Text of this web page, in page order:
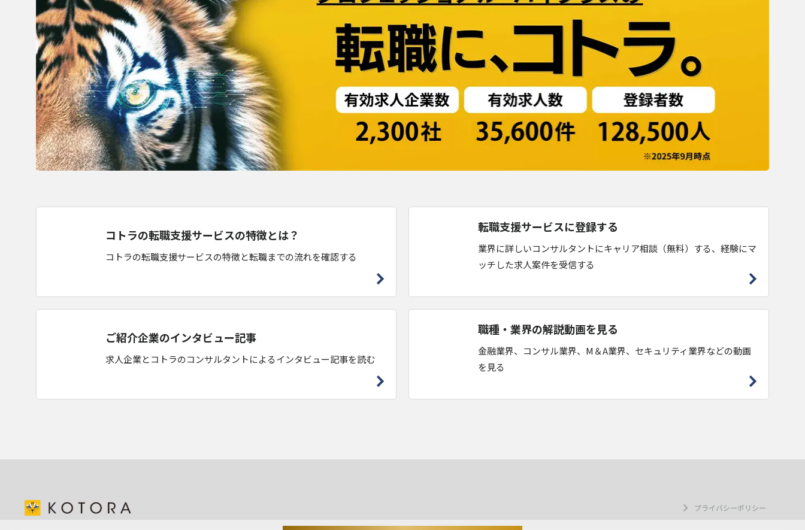
コトラの転職支援サービスの特徴とは？
コトラの転職支援サービスの特徴と転職までの流れを確認する
転職支援サービスに登録する
業界に詳しいコンサルタントにキャリア相談（無料）する、経験にマ
ッチした求人案件を受信する
ご紹介企業のインタビュー記事
求人企業とコトラのコンサルタントによるインタビュー記事を読む
職種・業界の解説動画を見る
金融業界、コンサル業界、M＆A業界、セキュリティ業界などの動画
を見る
プライバシーポリシー